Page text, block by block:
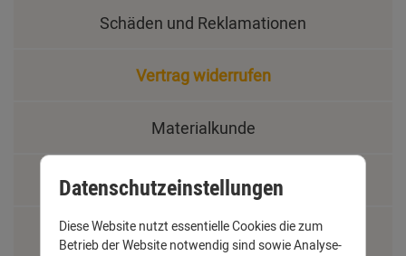
Schäden und Reklamationen
Vertrag widerrufen
Materialkunde
Fachbegriffe
Jobs
Datenschutzeinstellungen
Diese Website nutzt essentielle Cookies die zum
Betrieb der Website notwendig sind sowie Analyse-